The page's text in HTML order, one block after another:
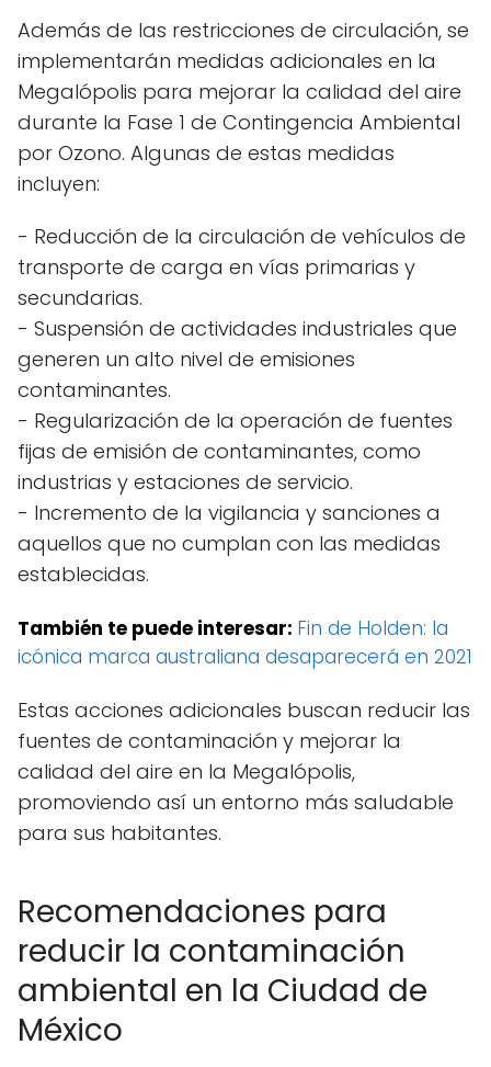
Además de las restricciones de circulación, se
implementarán medidas adicionales en la
Megalópolis para mejorar la calidad del aire
durante la Fase 1 de Contingencia Ambiental
por Ozono. Algunas de estas medidas
incluyen:
- Reducción de la circulación de vehículos de
transporte de carga en vías primarias y
secundarias.
- Suspensión de actividades industriales que
generen un alto nivel de emisiones
contaminantes.
- Regularización de la operación de fuentes
fijas de emisión de contaminantes, como
industrias y estaciones de servicio.
- Incremento de la vigilancia y sanciones a
aquellos que no cumplan con las medidas
establecidas.
También te puede interesar: Fin de Holden: la
icónica marca australiana desaparecerá en 2021
Estas acciones adicionales buscan reducir las
fuentes de contaminación y mejorar la
calidad del aire en la Megalópolis,
promoviendo así un entorno más saludable
para sus habitantes.
Recomendaciones para
reducir la contaminación
ambiental en la Ciudad de
México